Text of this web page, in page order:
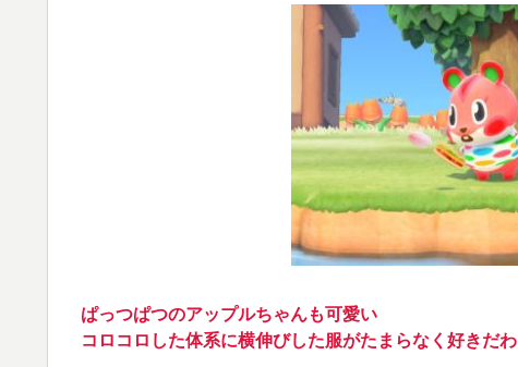
ぱっつぱつのアップルちゃんも可愛い
コロコロした体系に横伸びした服がたまらなく好きだわ